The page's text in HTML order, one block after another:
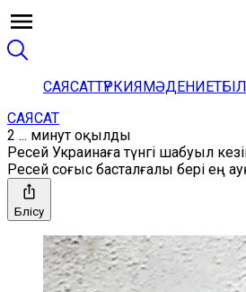
САЯСАТТҮРКИЯМӘДЕНИЕТ
САЯСАТ
2 ... минут оқылды
Ресей Украинаға түнгі шабуыл
Ресей соғыс басталғалы бері
Бөлісу